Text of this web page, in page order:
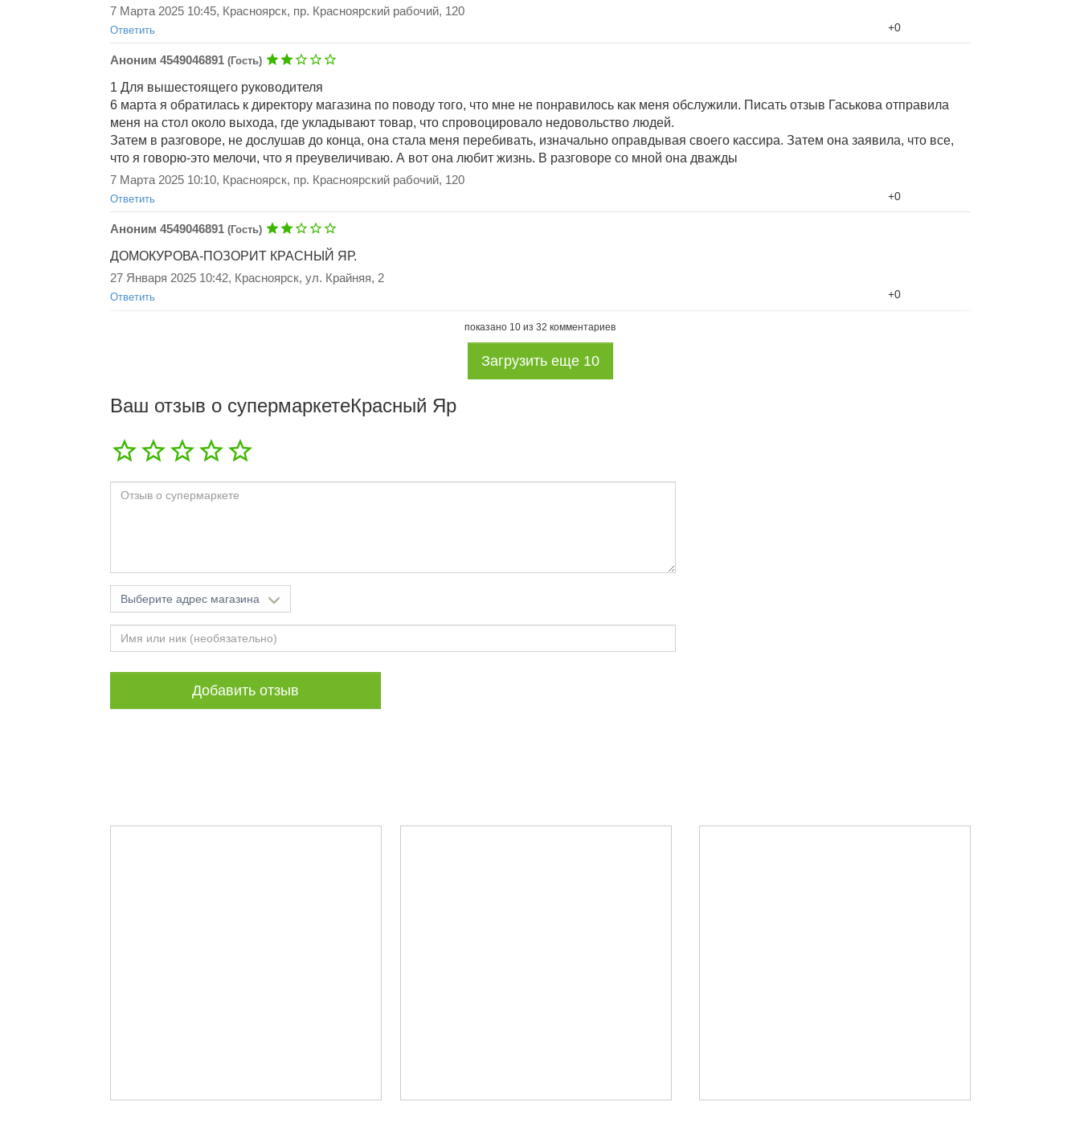
7 Марта 2025 10:45, Красноярск, пр. Красноярский рабочий, 120
Ответить +0
Добавить ответ
Аноним 4549046891 (Гость)
1 Для вышестоящего руководителя
6 марта я обратилась к директору магазина по поводу того, что мне не понравилось как меня обслужили. Писать отзыв Гаськова отправила
меня на стол около выхода, где укладывают товар, что спровоцировало недовольство людей.
Затем в разговоре, не дослушав до конца, она стала меня перебивать, изначально оправдывая своего кассира. Затем она заявила, что все,
что я говорю-это мелочи, что я преувеличиваю. А вот она любит жизнь. В разговоре со мной она дважды
7 Марта 2025 10:10, Красноярск, пр. Красноярский рабочий, 120
Ответить +0
Аноним 4549046891 (Гость)
ДОМОКУРОВА-ПОЗОРИТ КРАСНЫЙ ЯР.
27 Января 2025 10:42, Красноярск, ул. Крайняя, 2
Ответить +0
показано 10 из 32 комментариев
Загрузить еще 10
Ваш отзыв о супермаркетеКрасный Яр
Выберите адрес магазина
Добавить отзыв